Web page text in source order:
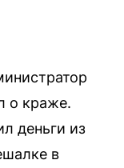
о краже.
деньги из
в